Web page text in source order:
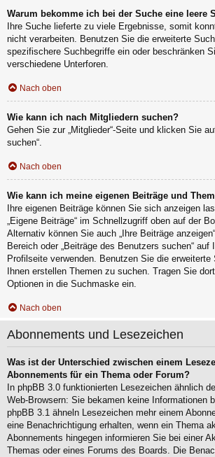
Warum bekomme ich bei der Suche eine leere
Ihre Suche lieferte zu viele Ergebnisse, somit
nicht verarbeiten. Benutzen Sie die erweiterte
spezifischere Suchbegriffe ein oder beschränken
verschiedene Unterforen.
Nach oben
Wie kann ich nach Mitgliedern suchen?
Gehen Sie zur „Mitglieder“-Seite und klicken Sie
suchen“.
Nach oben
Wie kann ich meine eigenen Beiträge und
Ihre eigenen Beiträge können Sie sich anzeigen
„Eigene Beiträge“ im Schnellzugriff oben auf der
Alternativ können Sie auch „Ihre Beiträge
Bereich oder „Beiträge des Benutzers suchen“ auf
Profilseite verwenden. Benutzen Sie die
Ihnen erstellen Themen zu suchen. Tragen Sie
Optionen in die Suchmaske ein.
Nach oben
Abonnements und Lesezeichen
Was ist der Unterschied zwischen einem
Abonnements für ein Thema oder Forum?
In phpBB 3.0 funktionierten Lesezeichen ähnlich
Web-Browsern: Sie bekamen keine Informationen
phpBB 3.1 ähneln Lesezeichen mehr einem
eine Benachrichtigung erhalten, wenn ein Thema
Abonnements hingegen informieren Sie bei einer
Themas oder eines Forums des Boards. Die